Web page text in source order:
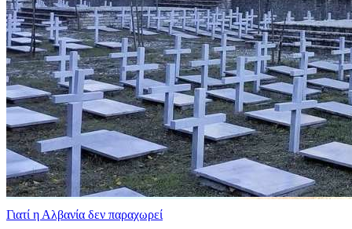
Γιατί η Αλβανία δεν παραχωρεί